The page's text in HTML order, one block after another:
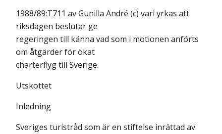
1988/89:T711 av Gunilla André (c) vari yrkas att
riksdagen beslutar ge
regeringen till känna vad som i motionen anförts
om åtgärder för ökat
charterflyg till Sverige.
Utskottet
Inledning
Sveriges turistråd som är en stiftelse inrättad av